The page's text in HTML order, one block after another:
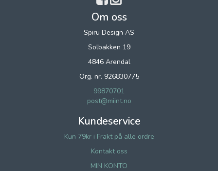
Om oss
Spiru Design AS
Solbakken 19
4846 Arendal
Org. nr. 926830775
99870701
post@miint.no
Kundeservice
Kun 79kr i Frakt på alle ordre
Kontakt oss
MIN KONTO